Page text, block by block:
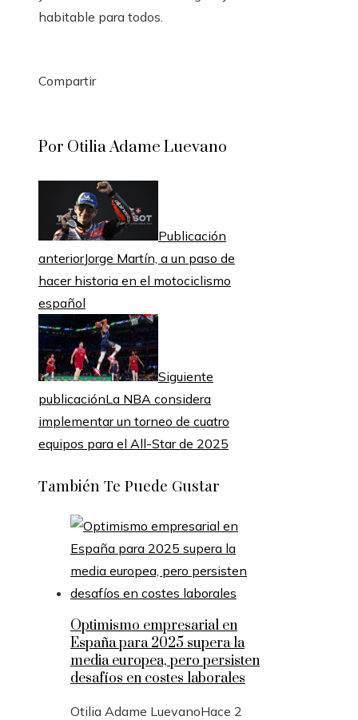
habitable para todos.
Compartir
Por Otilia Adame Luevano
Publicación
anteriorJorge Martín, a un paso de
hacer historia en el motociclismo
español
Siguiente
publicaciónLa NBA considera
implementar un torneo de cuatro
equipos para el All-Star de 2025
También Te Puede Gustar
Optimismo empresarial en
España para 2025 supera la
media europea, pero persisten
desafíos en costes laborales
Otilia Adame LuevanoHace 2